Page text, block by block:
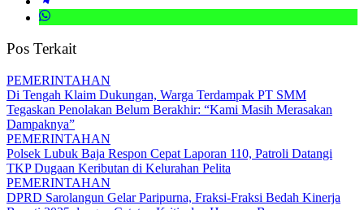
Pos Terkait
PEMERINTAHAN
Di Tengah Klaim Dukungan, Warga Terdampak PT SMM
Tegaskan Penolakan Belum Berakhir: “Kami Masih Merasakan
Dampaknya”
PEMERINTAHAN
Polsek Lubuk Baja Respon Cepat Laporan 110, Patroli Datangi
TKP Dugaan Keributan di Kelurahan Pelita
PEMERINTAHAN
DPRD Sarolangun Gelar Paripurna, Fraksi-Fraksi Bedah Kinerja